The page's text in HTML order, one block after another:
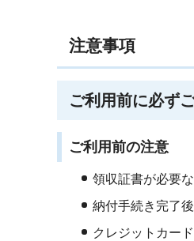
注意事項
ご利用前に必ず
ご利用前の注意
領収証書が必要
納付手続き完了
クレジットカー